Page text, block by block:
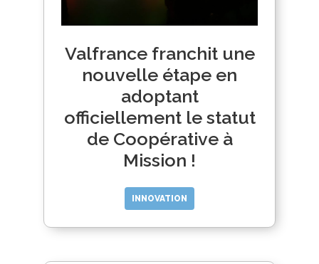
Valfrance franchit une
nouvelle étape en
adoptant
officiellement le statut
de Coopérative à
Mission !
INNOVATION